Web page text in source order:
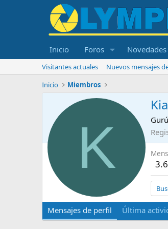
Inicio Foros Novedades
Visitantes actuales Nuevos mensajes
Inicio
Miembros
K
Mensajes de perfil Última